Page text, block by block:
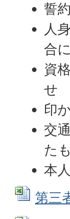
誓
人
合
資
せ
印
交
た
本
第三